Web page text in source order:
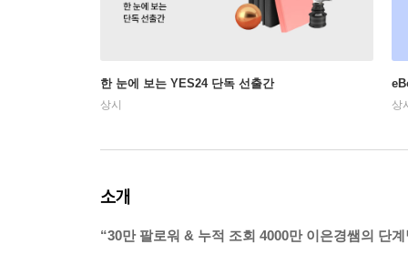
한 눈에 보는 YES24 단독 선출간
상시 상
소개
“30만 팔로워 & 누적 조회 4000만 이은경쌤의 단